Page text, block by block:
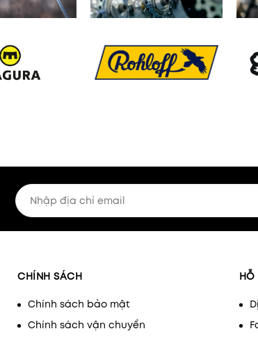
CHÍNH SÁCH
Chính sách bảo mật
Chính sách vận chuyển
HỖ